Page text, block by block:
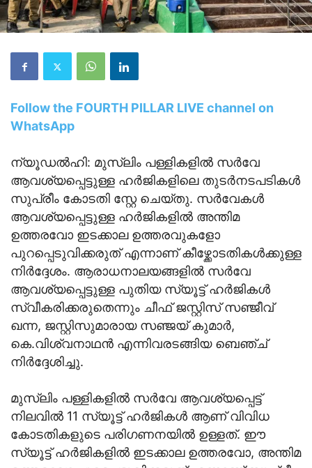
Follow the FOURTH PILLAR LIVE channel on
WhatsApp
ന്യൂഡൽഹി: മുസ്ലിം പള്ളികളിൽ സർവേ
ആവശ്യപ്പെട്ടുള്ള ഹർജികളിലെ തുടർനടപടികൾ
സുപ്രീം കോടതി സ്റ്റേ ചെയ്തു. സർവേകൾ
ആവശ്യപ്പെട്ടുള്ള ഹർജികളിൽ അന്തിമ
ഉത്തരവോ ഇടക്കാല ഉത്തരവുകളോ
പുറപ്പെടുവിക്കരുത് എന്നാണ് കീഴ്ക്കോടതികൾക്കുള്ള
നിർദ്ദേശം. ആരാധനാലയങ്ങളിൽ സർവേ
ആവശ്യപ്പെട്ടുള്ള പുതിയ സ്യൂട്ട് ഹർജികൾ
സ്വീകരിക്കരുതെന്നും ചീഫ് ജസ്റ്റിസ് സഞ്ജീവ്
ഖന്ന, ജസ്റ്റിസുമാരായ സഞ്ജയ് കുമാർ,
കെ.വിശ്വനാഥൻ എന്നിവരടങ്ങിയ ബെഞ്ച്
നിർദ്ദേശിച്ചു.
മുസ്ലിം പള്ളികളിൽ സർവേ ആവശ്യപ്പെട്ട്
നിലവിൽ 11 സ്യൂട്ട് ഹർജികൾ ആണ് വിവിധ
കോടതികളുടെ പരിഗണനയിൽ ഉള്ളത്. ഈ
സ്യൂട്ട് ഹർജികളിൽ ഇടക്കാല ഉത്തരവോ, അന്തിമ